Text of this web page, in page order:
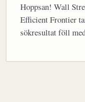
Hoppsan! Wall
Efficient Frontier
sökresultat föll